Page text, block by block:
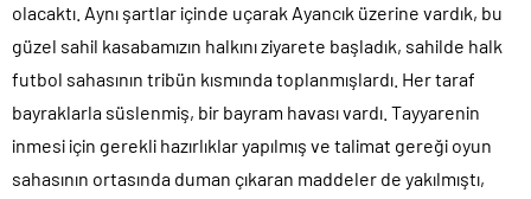
olacaktı. Aynı şartlar içinde uçarak Ayancık üzerine vardık, bu
güzel sahil kasabamızın halkını ziyarete başladık, sahilde halk
futbol sahasının tribün kısmında toplanmışlardı. Her taraf
bayraklarla süslenmiş, bir bayram havası vardı. Tayyarenin
inmesi için gerekli hazırlıklar yapılmış ve talimat gereği oyun
sahasının ortasında duman çıkaran maddeler de yakılmıştı,